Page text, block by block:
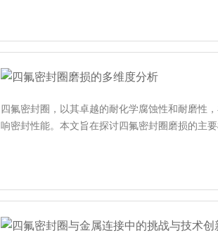
四氟密封圈，以其卓越的耐化学腐蚀性和耐磨性
响密封性能。本文旨在探讨四氟密封圈磨损的主